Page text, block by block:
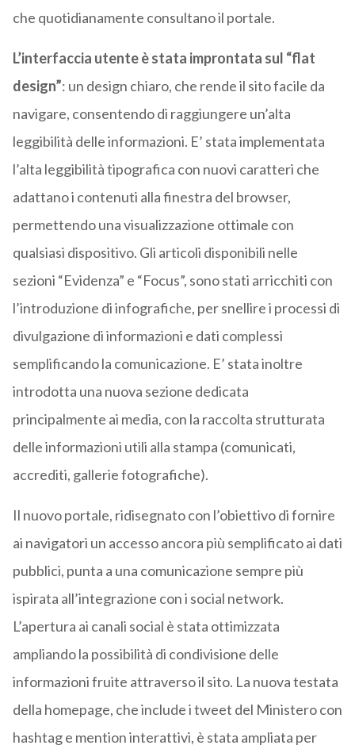
che quotidianamente consultano il portale.
L’interfaccia utente è stata improntata sul “flat
design”: un design chiaro, che rende il sito facile da
navigare, consentendo di raggiungere un’alta
leggibilità delle informazioni. E’ stata implementata
l’alta leggibilità tipografica con nuovi caratteri che
adattano i contenuti alla finestra del browser,
permettendo una visualizzazione ottimale con
qualsiasi dispositivo. Gli articoli disponibili nelle
sezioni “Evidenza” e “Focus”, sono stati arricchiti con
l’introduzione di infografiche, per snellire i processi di
divulgazione di informazioni e dati complessi
semplificando la comunicazione. E’ stata inoltre
introdotta una nuova sezione dedicata
principalmente ai media, con la raccolta strutturata
delle informazioni utili alla stampa (comunicati,
accrediti, gallerie fotografiche).
Il nuovo portale, ridisegnato con l’obiettivo di fornire
ai navigatori un accesso ancora più semplificato ai dati
pubblici, punta a una comunicazione sempre più
ispirata all’integrazione con i social network.
L’apertura ai canali social è stata ottimizzata
ampliando la possibilità di condivisione delle
informazioni fruite attraverso il sito. La nuova testata
della homepage, che include i tweet del Ministero con
hashtag e mention interattivi, è stata ampliata per